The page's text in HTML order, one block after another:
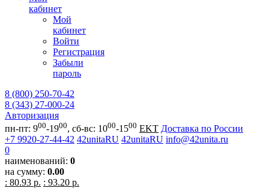
кабинет
Мой
кабинет
Войти
Регистрация
Забыли
пароль
8 (800) 250-70-42
8 (343) 27-000-24
Авторизация
пн-пт: 900-1900, сб-вс: 1000-1500 EKT Доставка по России
+7 9920-27-44-42 42unitaRU 42unitaRU info@42unita.ru
0
наименований: 0
на сумму: 0.00
: 80.93 р. : 93.20 р.